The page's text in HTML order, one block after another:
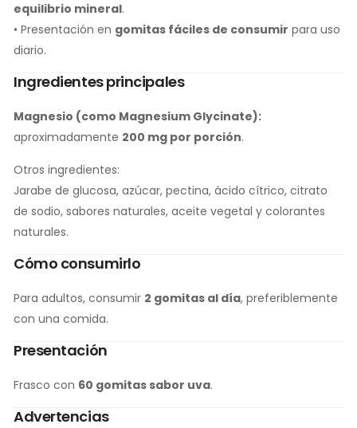
equilibrio mineral.
• Presentación en gomitas fáciles de consumir para uso
diario.
Ingredientes principales
Magnesio (como Magnesium Glycinate):
aproximadamente 200 mg por porción.
Otros ingredientes:
Jarabe de glucosa, azúcar, pectina, ácido cítrico, citrato
de sodio, sabores naturales, aceite vegetal y colorantes
naturales.
Cómo consumirlo
Para adultos, consumir 2 gomitas al día, preferiblemente
con una comida.
Presentación
Frasco con 60 gomitas sabor uva.
Advertencias